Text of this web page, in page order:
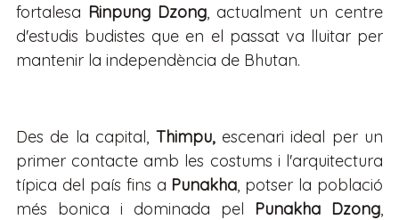
fortalesa Rinpung Dzong, actualment un centre
d'estudis budistes que en el passat va lluitar per
mantenir la independència de Bhutan.
Des de la capital, Thimpu, escenari ideal per un
primer contacte amb les costums i l'arquitectura
típica del país fins a Punakha, potser la població
més bonica i dominada pel Punakha Dzong,